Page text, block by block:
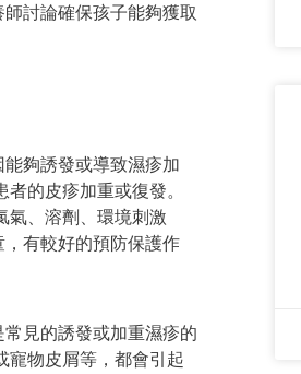
討論確保孩子能夠獲取
夠誘發或導致濕疹加
的皮疹加重或復發。
氣、溶劑、環境刺激
有較好的預防保護作
見的誘發或加重濕疹的
寵物皮屑等，都會引起